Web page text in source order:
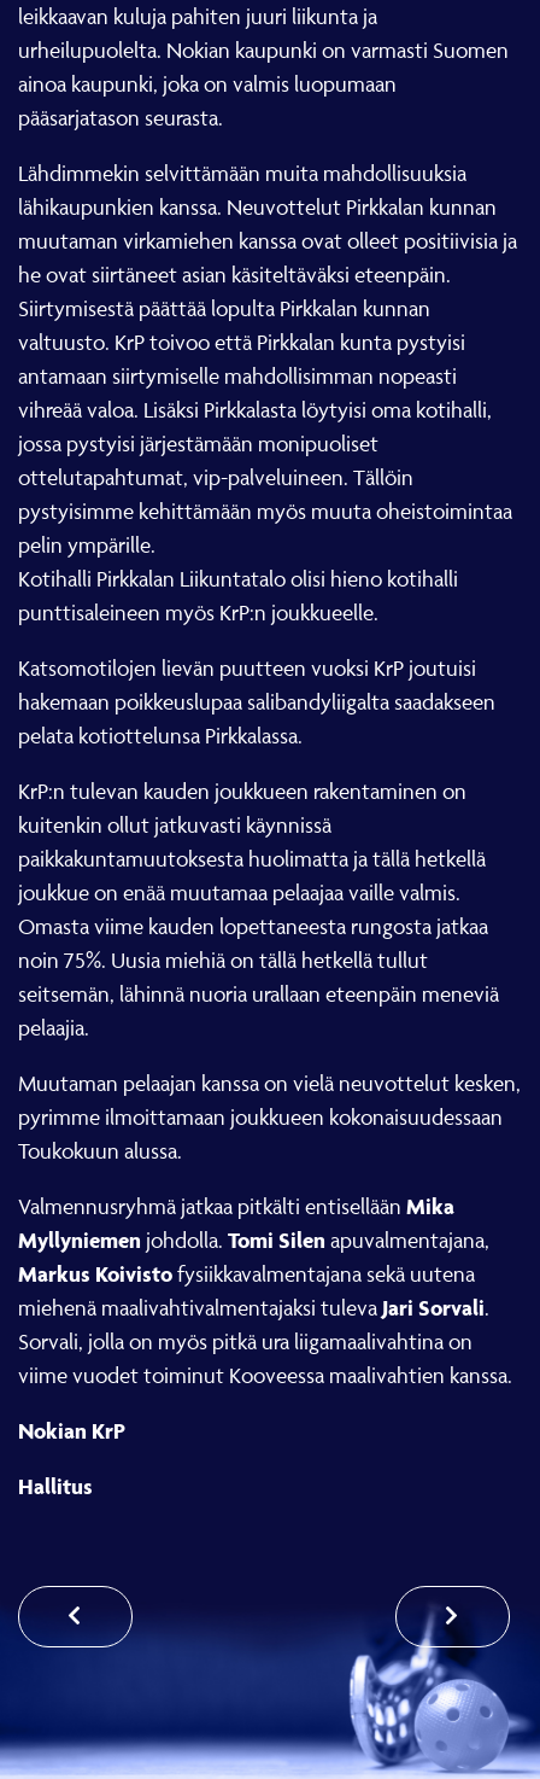
leikkaavan kuluja pahiten juuri liikunta ja
urheilupuolelta. Nokian kaupunki on varmasti Suomen
ainoa kaupunki, joka on valmis luopumaan
pääsarjatason seurasta.
Lähdimmekin selvittämään muita mahdollisuuksia
lähikaupunkien kanssa. Neuvottelut Pirkkalan kunnan
muutaman virkamiehen kanssa ovat olleet positiivisia ja
he ovat siirtäneet asian käsiteltäväksi eteenpäin.
Siirtymisestä päättää lopulta Pirkkalan kunnan
valtuusto. KrP toivoo että Pirkkalan kunta pystyisi
antamaan siirtymiselle mahdollisimman nopeasti
vihreää valoa. Lisäksi Pirkkalasta löytyisi oma kotihalli,
jossa pystyisi järjestämään monipuoliset
ottelutapahtumat, vip-palveluineen. Tällöin
pystyisimme kehittämään myös muuta oheistoimintaa
pelin ympärille.
Kotihalli Pirkkalan Liikuntatalo olisi hieno kotihalli
punttisaleineen myös KrP:n joukkueelle.
Katsomotilojen lievän puutteen vuoksi KrP joutuisi
hakemaan poikkeuslupaa salibandyliigalta saadakseen
pelata kotiottelunsa Pirkkalassa.
KrP:n tulevan kauden joukkueen rakentaminen on
kuitenkin ollut jatkuvasti käynnissä
paikkakuntamuutoksesta huolimatta ja tällä hetkellä
joukkue on enää muutamaa pelaajaa vaille valmis.
Omasta viime kauden lopettaneesta rungosta jatkaa
noin 75%. Uusia miehiä on tällä hetkellä tullut
seitsemän, lähinnä nuoria urallaan eteenpäin meneviä
pelaajia.
Muutaman pelaajan kanssa on vielä neuvottelut kesken,
pyrimme ilmoittamaan joukkueen kokonaisuudessaan
Toukokuun alussa.
Valmennusryhmä jatkaa pitkälti entisellään Mika
Myllyniemen johdolla. Tomi Silen apuvalmentajana,
Markus Koivistofysiikkavalmentajana sekä uutena
miehenä maalivahtivalmentajaksi tulevaJari Sorvali.
Sorvali, jolla on myös pitkä ura liigamaalivahtina on
viime vuodet toiminut Kooveessa maalivahtien kanssa.
Nokian KrP
Hallitus